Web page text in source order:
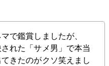
で鑑賞しましたが、
れた「サメ男」で本当
きたのがクソ笑えまし